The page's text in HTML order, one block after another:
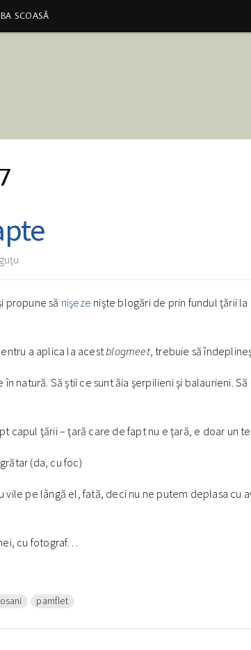
SCOASĂ
propune să nişeze nişte blogări de prin fundul ţării la
a aplica la acestblogmeet, trebuie să
natură. Să ştii ce sunt ăia şerpilieni şi balaurieni.
capul ţării – ţară care de fapt nu e ţară, e doar un
(da, cu foc)
vile pe lângă el, fată, deci nu ne putem deplasa cu
cu fotograf…
pamflet